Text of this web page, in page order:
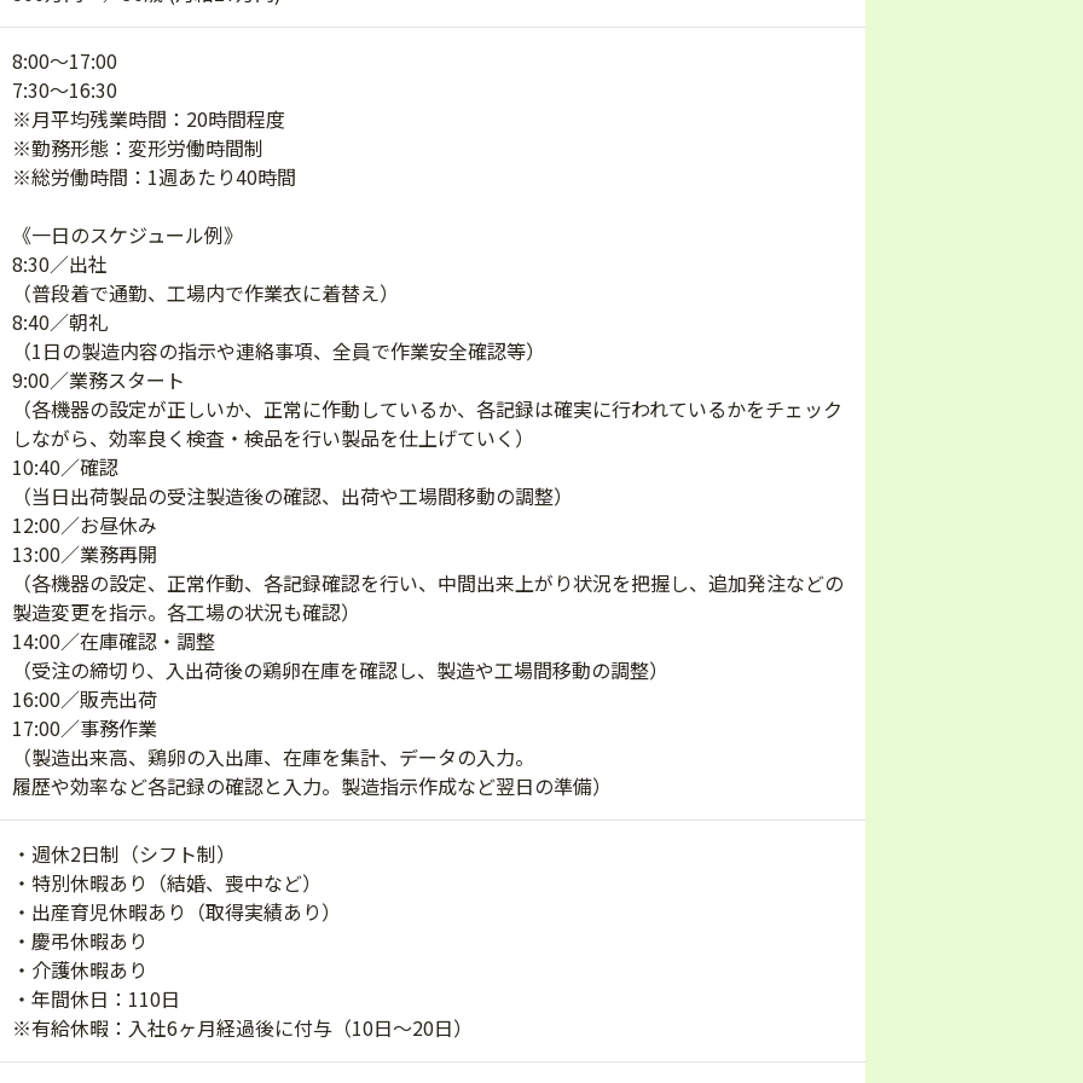
8:00～17:00
7:30～16:30
※月平均残業時間：20時間程度
※勤務形態：変形労働時間制
※総労働時間：1週あたり40時間
《一日のスケジュール例》
8:30／出社
（普段着で通勤、工場内で作業衣に着替え）
8:40／朝礼
（1日の製造内容の指示や連絡事項、全員で作業安全確認等）
9:00／業務スタート
（各機器の設定が正しいか、正常に作動しているか、各記録は確実に行われているかをチェック
しながら、効率良く検査・検品を行い製品を仕上げていく）
10:40／確認
（当日出荷製品の受注製造後の確認、出荷や工場間移動の調整）
12:00／お昼休み
13:00／業務再開
（各機器の設定、正常作動、各記録確認を行い、中間出来上がり状況を把握し、追加発注などの
製造変更を指示。各工場の状況も確認）
14:00／在庫確認・調整
（受注の締切り、入出荷後の鶏卵在庫を確認し、製造や工場間移動の調整）
16:00／販売出荷
17:00／事務作業
（製造出来高、鶏卵の入出庫、在庫を集計、データの入力。
履歴や効率など各記録の確認と入力。製造指示作成など翌日の準備）
・週休2日制（シフト制）
・特別休暇あり（結婚、喪中など）
・出産育児休暇あり（取得実績あり）
・慶弔休暇あり
・介護休暇あり
・年間休日：110日
※有給休暇：入社6ヶ月経過後に付与（10日～20日）